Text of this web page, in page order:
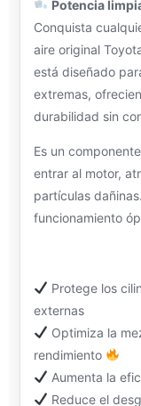
Potencia
Conquista
aire original
está diseñado
extremas,
durabilidad sin
Es un
entrar al motor,
partículas
funcionamiento
Protege los
externas
Optimiza la
rendimiento
Aumenta la
Reduce el